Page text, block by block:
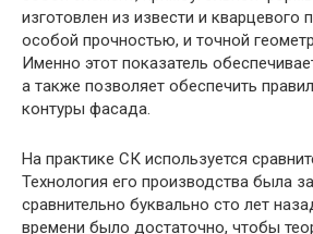
изготовлен из извести и кварцевого
особой прочностью, и точной
Именно этот показатель
а также позволяет обеспечить
контуры фасада.
На практике СК используется
Технология его производства была
сравнительно буквально сто лет
времени было достаточно, чтобы